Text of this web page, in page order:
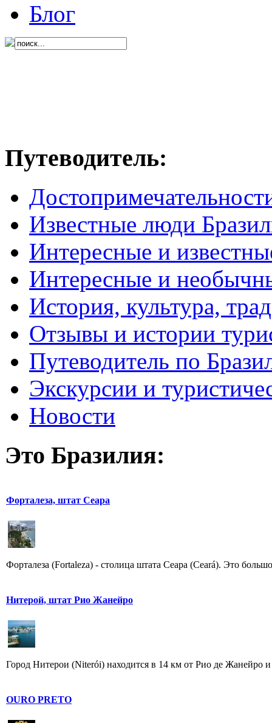
Блог
Путеводитель:
Известные люди
Интересные и
Интересные и
История, культура,
Отзывы и истории
Путеводитель по
Экскурсии и
Новости
Это Бразилия:
Форталеза, штат Сеара
Форталеза (Fortaleza) - столица штата Сеара (Ceará). Это
Нитерой, штат Рио Жанейро
Город Нитерои (Niterói) находится в 14 км от Рио де Жанейро
OURO PRETO